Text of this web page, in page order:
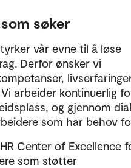
søker
vår evne til å løse
Derfor ønsker vi
arbeider kontinuerlig
og gjennom
som har behov
Center of Excellence
som støtter